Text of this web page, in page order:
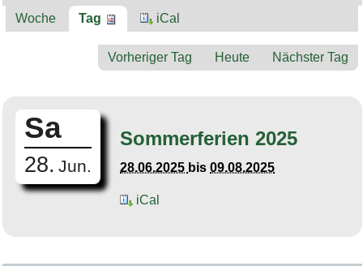
Woche
Tag iCal
Vorheriger Tag Heute Nächster Tag
Sa
28. Jun.
Sommerferien 2025
28.06.2025 bis09.08.2025
iCal